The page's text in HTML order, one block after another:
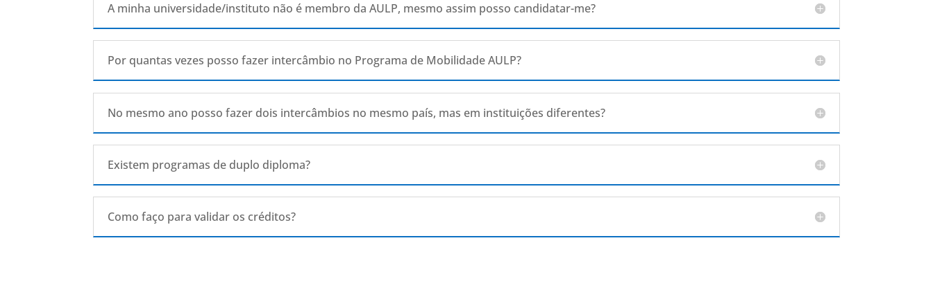
A minha universidade/instituto não é membro da AULP, mesmo assim posso candidatar-me?
Por quantas vezes posso fazer intercâmbio no Programa de Mobilidade AULP?
No mesmo ano posso fazer dois intercâmbios no mesmo país, mas em instituições diferentes?
Existem programas de duplo diploma?
Como faço para validar os créditos?